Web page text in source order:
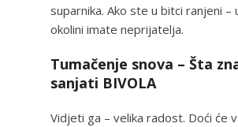
suparnika. Ako ste u bitci ranjeni –
okolini imate neprijatelja.
Tumačenje snova – Šta
sanjati BIVOLA
Vidjeti ga – velika radost. Doći će